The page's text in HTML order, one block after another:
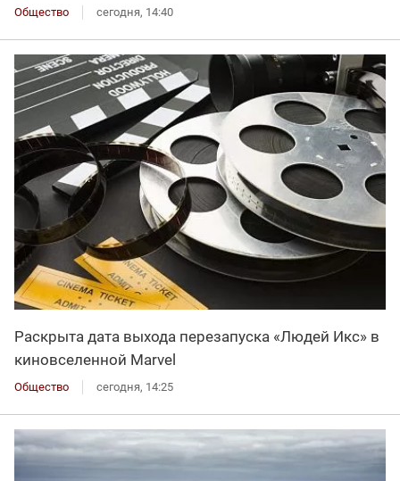
Общество сегодня, 14:40
Раскрыта дата выхода перезапуска «Людей Икс» в
киновселенной Marvel
Общество сегодня, 14:25